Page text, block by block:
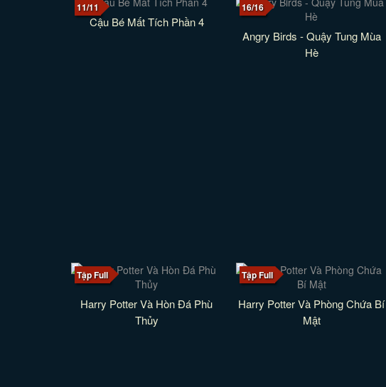
11/11
Cậu Bé Mất Tích Phần 4
16/16
Angry Birds - Quậy Tung Mùa
Hè
Tập Full
Harry Potter Và Hòn Đá Phù
Thủy
Tập Full
Harry Potter Và Phòng Chứa Bí
Mật